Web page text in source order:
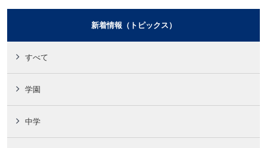
新着情報（トピックス）
すべて
学園
中学